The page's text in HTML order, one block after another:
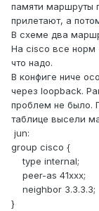
памяти маршруты
прилетают, а
В схеме два
На cisco все норм
что надо.
В конфиге ниче
через loopback.
проблем не было.
таблице высели
jun:
group cisco {
type internal;
peer-as 41xxx;
neighbor 3.3.3.3;
}